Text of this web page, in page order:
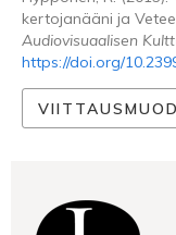
kertojanääni ja
Audiovisuaalisen
https://doi.org/